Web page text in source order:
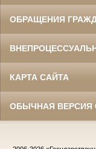
ОБРАЩЕНИЯ
КАРТА САЙТА
ОБЫЧНАЯ ВЕРСИЯ